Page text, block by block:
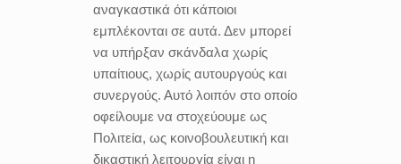
αναγκαστικά ότι κάποιοι
εμπλέκονται σε αυτά. Δεν μπορεί
να υπήρξαν σκάνδαλα χωρίς
υπαίτιους, χωρίς αυτουργούς και
συνεργούς. Αυτό λοιπόν στο οποίο
οφείλουμε να στοχεύουμε ως
Πολιτεία, ως κοινοβουλευτική και
δικαστική λειτουργία είναι η